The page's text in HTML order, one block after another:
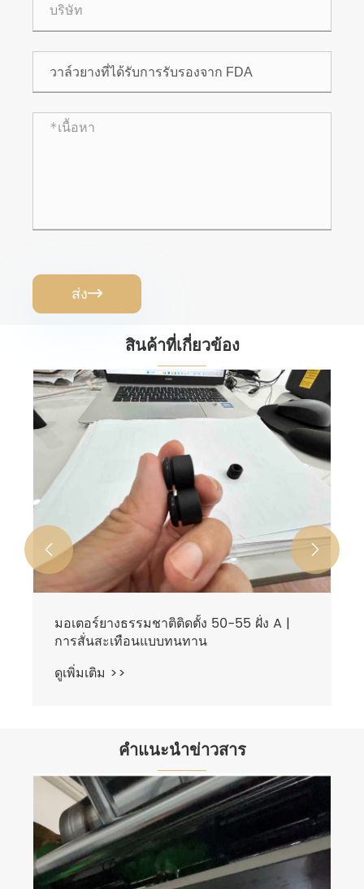
ส่ง
สินค้าที่เกี่ยวข้อง
มอเตอร์ยางธรรมชาติติดตั้ง 50-55 ฝั่ง A |
การสั่นสะเทือนแบบทนทาน
ดูเพิ่มเติม >>
 
คำแนะนำข่าวสาร